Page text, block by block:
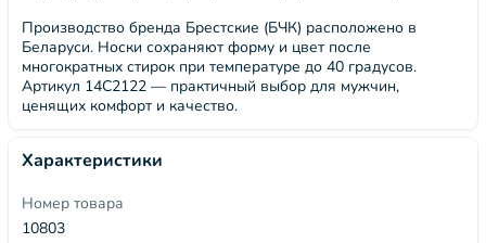
Производство бренда Брестские (БЧК) расположено в
Беларуси. Носки сохраняют форму и цвет после
многократных стирок при температуре до 40 градусов.
Артикул 14С2122 — практичный выбор для мужчин,
ценящих комфорт и качество.
Характеристики
Номер товара
10803